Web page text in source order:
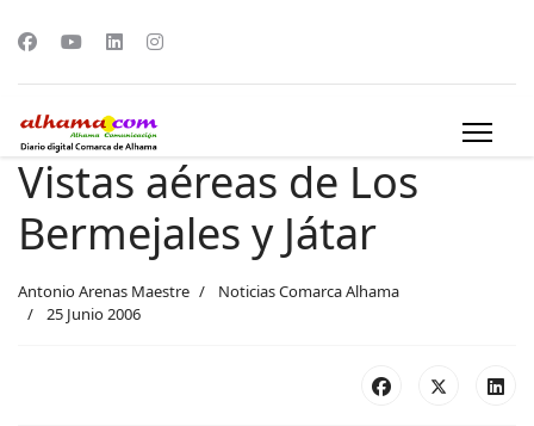
Vistas aéreas de Los
Bermejales y Játar
Antonio Arenas Maestre
Noticias Comarca Alhama
25 Junio 2006